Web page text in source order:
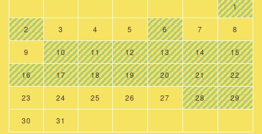
1
2 3 4 5 6 7 8
9 10 11 12 13 14 15
16 17 18 19 20 21 22
23 24 25 26 27 28 29
30 31